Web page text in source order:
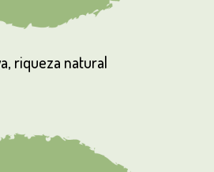
riqueza natural